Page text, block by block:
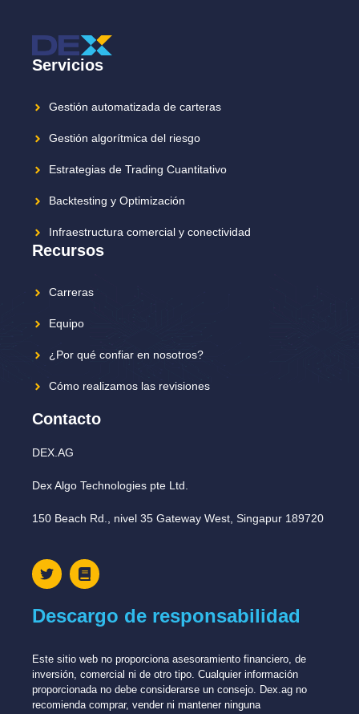
Servicios
Gestión automatizada de carteras
Gestión algorítmica del riesgo
Estrategias de Trading Cuantitativo
Backtesting y Optimización
Infraestructura comercial y conectividad
Recursos
Carreras
Equipo
¿Por qué confiar en nosotros?
Cómo realizamos las revisiones
Contacto
DEX.AG
Dex Algo Technologies pte Ltd.
150 Beach Rd., nivel 35 Gateway West, Singapur 189720
Descargo de responsabilidad
Este sitio web no proporciona asesoramiento financiero, de
inversión, comercial ni de otro tipo. Cualquier información
proporcionada no debe considerarse un consejo. Dex.ag no
recomienda comprar, vender ni mantener ninguna